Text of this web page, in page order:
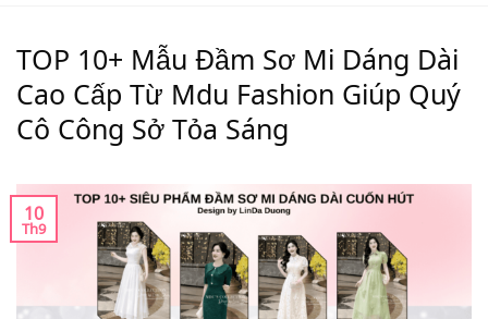
TOP 10+ Mẫu Đầm Sơ Mi Dáng Dài
Cao Cấp Từ Mdu Fashion Giúp Quý
Cô Công Sở Tỏa Sáng
10
Th9